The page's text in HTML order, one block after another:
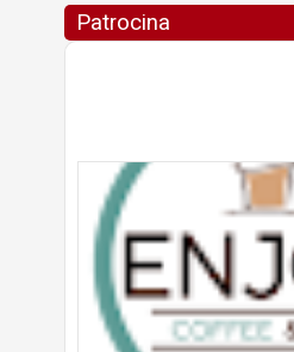
Patrocina